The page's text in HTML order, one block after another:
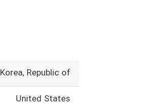
Korea, Republic of
United States